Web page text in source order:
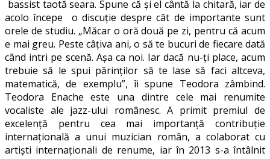
bassist taotă seara. Spune că și el cântă la chitară, iar de
acolo începe o discuție despre cât de importante sunt
orele de studiu. „Măcar o oră două pe zi, pentru că acum
e mai greu. Peste câțiva ani, o să te bucuri de fiecare dată
când intri pe scenă. Așa ca noi. Iar dacă nu-ți place, acum
trebuie să le spui părinților să te lase să faci altceva,
matematică, de exemplu”, îi spune Teodora zâmbind.
Teodora Enache este una dintre cele mai renumite
vocaliste ale jazz-ului românesc. A primit premiul de
excelență pentru cea mai importanță contribuție
internațională a unui muzician român, a colaborat cu
artiști internaționali de renume, iar în 2013 s-a întâlnit